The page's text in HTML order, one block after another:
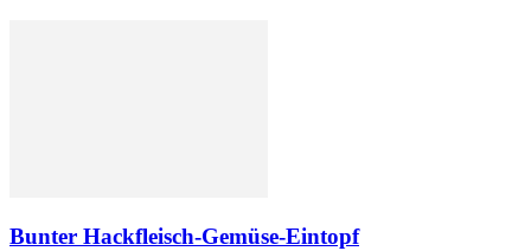
Bunter Hackfleisch-Gemüse-Eintopf